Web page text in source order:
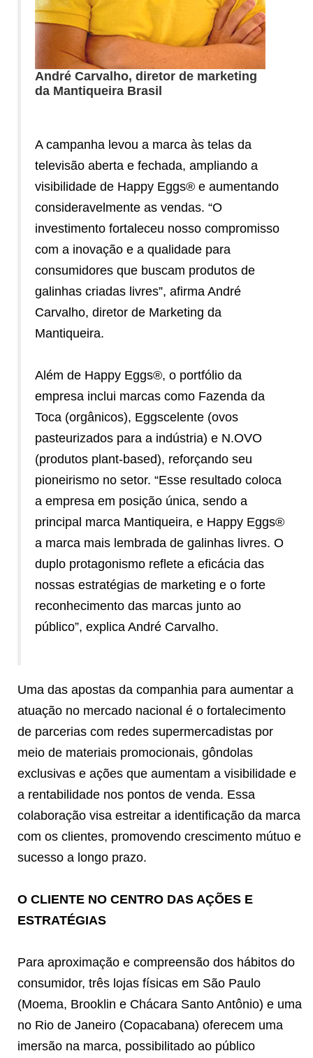
André Carvalho, diretor de marketing
da Mantiqueira Brasil
A campanha levou a marca às telas da
televisão aberta e fechada, ampliando a
visibilidade de Happy Eggs® e aumentando
consideravelmente as vendas. “O
investimento fortaleceu nosso compromisso
com a inovação e a qualidade para
consumidores que buscam produtos de
galinhas criadas livres”, afirma André
Carvalho, diretor de Marketing da
Mantiqueira.
Além de Happy Eggs®, o portfólio da
empresa inclui marcas como Fazenda da
Toca (orgânicos), Eggscelente (ovos
pasteurizados para a indústria) e N.OVO
(produtos plant-based), reforçando seu
pioneirismo no setor. “Esse resultado coloca
a empresa em posição única, sendo a
principal marca Mantiqueira, e Happy Eggs®
a marca mais lembrada de galinhas livres. O
duplo protagonismo reflete a eficácia das
nossas estratégias de marketing e o forte
reconhecimento das marcas junto ao
público”, explica André Carvalho.
Uma das apostas da companhia para aumentar a
atuação no mercado nacional é o fortalecimento
de parcerias com redes supermercadistas por
meio de materiais promocionais, gôndolas
exclusivas e ações que aumentam a visibilidade e
a rentabilidade nos pontos de venda. Essa
colaboração visa estreitar a identificação da marca
com os clientes, promovendo crescimento mútuo e
sucesso a longo prazo.
O CLIENTE NO CENTRO DAS AÇÕES E
ESTRATÉGIAS
Para aproximação e compreensão dos hábitos do
consumidor, três lojas físicas em São Paulo
(Moema, Brooklin e Chácara Santo Antônio) e uma
no Rio de Janeiro (Copacabana) oferecem uma
imersão na marca, possibilitado ao público